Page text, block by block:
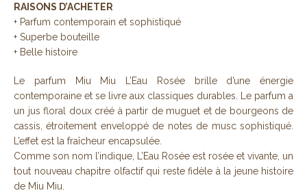
RAISONS D’ACHETER
+ Parfum contemporain et sophistiqué
+ Superbe bouteille
+ Belle histoire
Le parfum Miu Miu L’Eau Rosée brille d’une énergie
contemporaine et se livre aux classiques durables. Le parfum a
un jus floral doux créé à partir de muguet et de bourgeons de
cassis, étroitement enveloppé de notes de musc sophistiqué.
L’effet est la fraîcheur encapsulée.
Comme son nom l’indique, L’Eau Rosée est rosée et vivante, un
tout nouveau chapitre olfactif qui reste fidèle à la jeune histoire
de Miu Miu.